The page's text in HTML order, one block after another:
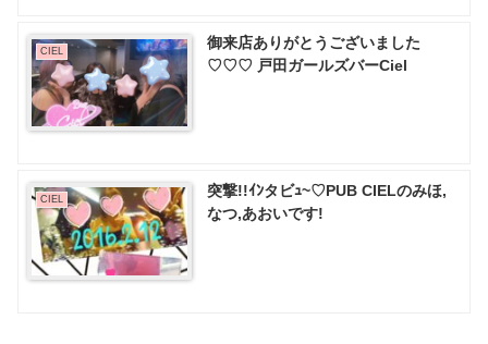
CIEL
御来店ありがとうございました
♡♡♡ 戸田ガールズバーCiel
CIEL
突撃!!ｲﾝタビｭ~♡PUB CIELのみほ,
なつ,あおいです!